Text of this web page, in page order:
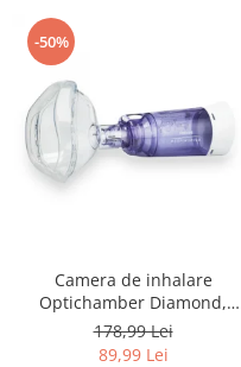
-50%
Camera de inhalare
Optichamber Diamond,
Philips Respironics, masca 5
ani - adulti
178,99 Lei
89,99 Lei